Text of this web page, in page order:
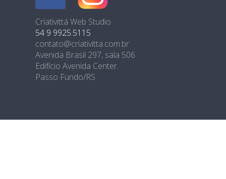
Criativittá Web Studio
54 9 9925.5115
contato@criativitta.com.br
Avenida Brasil 297, sala 506
Edifício Avenida Center.
Passo Fundo/RS